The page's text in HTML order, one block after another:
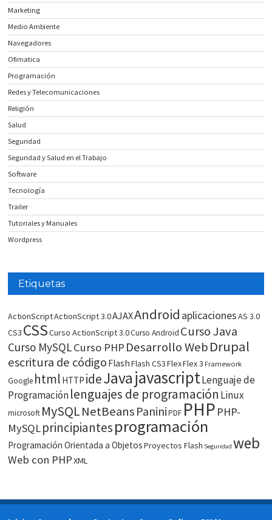
Marketing
Medio Ambiente
Navegadores
Ofimatica
Programación
Redes y Telecomunicaciones
Religión
Salud
Seguridad
Seguridad y Salud en el Trabajo
Software
Tecnología
Trailer
Tutoriales y Manuales
Wordpress
Etiquetas
ActionScriptActionScript 3.0AJAXAndroid aplicacionesAS 3.0
CS3 CSSCurso ActionScript 3.0Curso Android Curso Java
Curso MySQLCurso PHP Desarrollo WebDrupal
escritura de código FlashFlash CS3FlexFlex 3 Framework
Google html HTTP ideJavajavascriptLenguaje de
Programaciónlenguajes de programación Linux
microsoft MySQLNetBeans Panini PDF PHP PHP-
MySQLprincipiantesprogramación
Programación Orientada a ObjetosProyectos Flash Seguridad web
Web con PHPXML